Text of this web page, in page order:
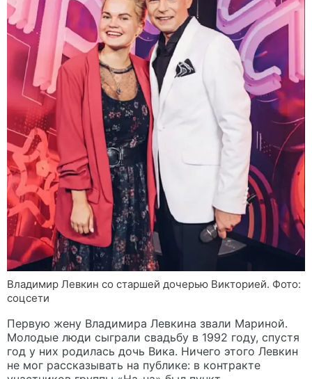
Владимир Левкин со старшей дочерью Викторией. Фото:
соцсети
Первую жену Владимира Левкина звали Мариной.
Молодые люди сыграли свадьбу в 1992 году, спустя
год у них родилась дочь Вика. Ничего этого Левкин
не мог рассказывать на публике: в контракте